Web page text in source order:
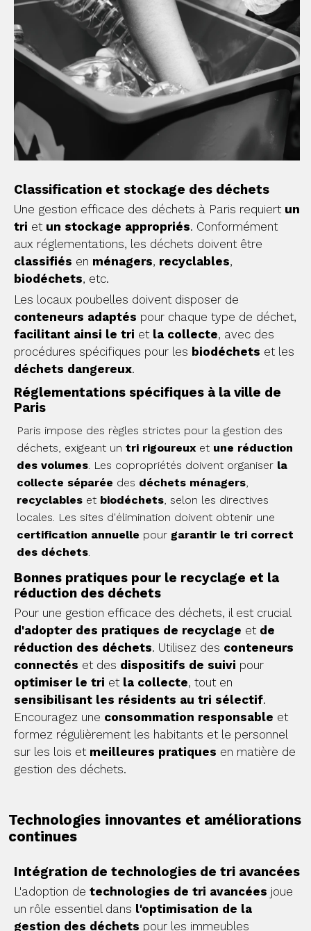
Classification et stockage des déchets
Une gestion efficace des déchets à Paris requiert un
tri et un stockage appropriés. Conformément
aux réglementations, les déchets doivent être
classifiés en ménagers, recyclables,
biodéchets, etc.
Les locaux poubelles doivent disposer de
conteneurs adaptés pour chaque type de déchet,
facilitant ainsi le tri et la collecte, avec des
procédures spécifiques pour les biodéchets et les
déchets dangereux.
Réglementations spécifiques à la ville de
Paris
Paris impose des règles strictes pour la gestion des
déchets, exigeant un tri rigoureux et une réduction
des volumes . Les copropriétés doivent organiser la
collecte séparée des déchets ménagers
recyclables et biodéchets , selon les directives
locales. Les sites d'élimination doivent obtenir une
certification annuelle pour garantir le tri correct
des déchets
Bonnes pratiques pour le recyclage et la
réduction des déchets
Pour une gestion efficace des déchets, il est crucial
d'adopter des pratiques de recyclage et de
réduction des déchets. Utilisez des conteneurs
connectés et des dispositifs de suivi pour
optimiser le tri et la collecte, tout en
sensibilisant les résidents au tri sélectif.
Encouragez une consommation responsable et
formez régulièrement les habitants et le personnel
sur les lois et meilleures pratiques en matière de
gestion des déchets.
Technologies innovantes et améliorations
continues
Intégration de technologies de tri avancées
L'adoption de technologies de tri avancées joue
un rôle essentiel dans l'optimisation de la
gestion des déchets pour les immeubles